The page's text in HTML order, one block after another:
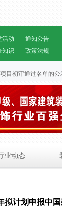
活动
通知公告
知识 政策法规
目初审通过名单的公示
业动态
计划申报中